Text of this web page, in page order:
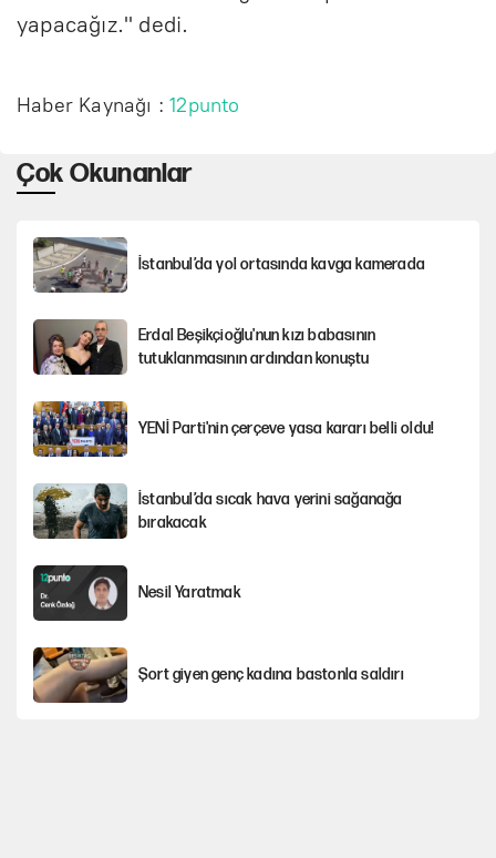
yapacağız." dedi.
Haber Kaynağı :12punto
Çok Okunanlar
İstanbul’da yol ortasında kavga kamerada
Erdal Beşikçioğlu'nun kızı babasının
tutuklanmasının ardından konuştu
YENİ Parti'nin çerçeve yasa kararı belli oldu!
İstanbul’da sıcak hava yerini sağanağa
bırakacak
Nesil Yaratmak
Şort giyen genç kadına bastonla saldırı